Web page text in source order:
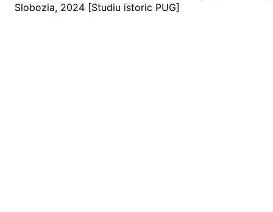
Slobozia, 2024 [Studiu istoric PUG]